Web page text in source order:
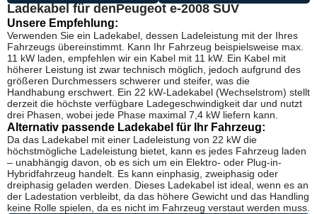
Ladekabel für denPeugeot e-2008 SUV
Unsere Empfehlung:
Verwenden Sie ein Ladekabel, dessen Ladeleistung mit der Ihres
Fahrzeugs übereinstimmt. Kann Ihr Fahrzeug beispielsweise max.
11 kW laden, empfehlen wir ein Kabel mit 11 kW. Ein Kabel mit
höherer Leistung ist zwar technisch möglich, jedoch aufgrund des
größeren Durchmessers schwerer und steifer, was die
Handhabung erschwert. Ein 22 kW-Ladekabel (Wechselstrom) stellt
derzeit die höchste verfügbare Ladegeschwindigkeit dar und nutzt
drei Phasen, wobei jede Phase maximal 7,4 kW liefern kann.
Alternativ passende Ladekabel für Ihr Fahrzeug:
Da das Ladekabel mit einer Ladeleistung von 22 kW die
höchstmögliche Ladeleistung bietet, kann es jedes Fahrzeug laden
– unabhängig davon, ob es sich um ein Elektro- oder Plug-in-
Hybridfahrzeug handelt. Es kann einphasig, zweiphasig oder
dreiphasig geladen werden. Dieses Ladekabel ist ideal, wenn es an
der Ladestation verbleibt, da das höhere Gewicht und das Handling
keine Rolle spielen, da es nicht im Fahrzeug verstaut werden muss.